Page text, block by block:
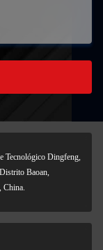
Tecnológico Dingfeng,
Baoan,
China.